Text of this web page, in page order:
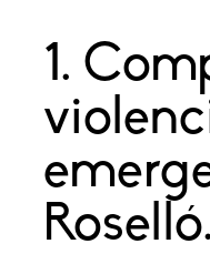
1.
Roselló.